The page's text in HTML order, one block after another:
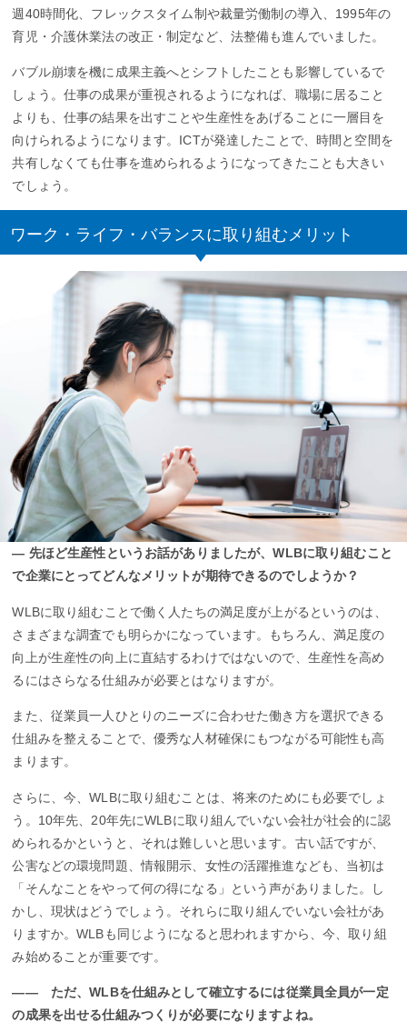
週40時間化、フレックスタイム制や裁量労働制の導入、1995年の
育児・介護休業法の改正・制定など、法整備も進んでいました。
バブル崩壊を機に成果主義へとシフトしたことも影響しているで
しょう。仕事の成果が重視されるようになれば、職場に居ること
よりも、仕事の結果を出すことや生産性をあげることに一層目を
向けられるようになります。ICTが発達したことで、時間と空間を
共有しなくても仕事を進められるようになってきたことも大きい
でしょう。
ワーク・ライフ・バランスに取り組むメリット
― 先ほど生産性というお話がありましたが、WLBに取り組むこと
で企業にとってどんなメリットが期待できるのでしようか？
WLBに取り組むことで働く人たちの満足度が上がるというのは、
さまざまな調査でも明らかになっています。もちろん、満足度の
向上が生産性の向上に直結するわけではないので、生産性を高め
るにはさらなる仕組みが必要とはなりますが。
また、従業員一人ひとりのニーズに合わせた働き方を選択できる
仕組みを整えることで、優秀な人材確保にもつながる可能性も高
まります。
さらに、今、WLBに取り組むことは、将来のためにも必要でしょ
う。10年先、20年先にWLBに取り組んでいない会社が社会的に認
められるかというと、それは難しいと思います。古い話ですが、
公害などの環境問題、情報開示、女性の活躍推進なども、当初は
「そんなことをやって何の得になる」という声がありました。し
かし、現状はどうでしょう。それらに取り組んでいない会社があ
りますか。WLBも同じようになると思われますから、今、取り組
み始めることが重要です。
―― ただ、WLBを仕組みとして確立するには従業員全員が一定
の成果を出せる仕組みつくりが必要になりますよね。